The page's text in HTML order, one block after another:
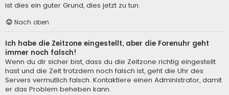
ist dies ein guter Grund, dies jetzt zu tun.
Nach oben
Ich habe die Zeitzone eingestellt, aber die Forenuhr geht
immer noch falsch!
Wenn du dir sicher bist, dass du die Zeitzone richtig eingestellt
hast und die Zeit trotzdem noch falsch ist, geht die Uhr des
Servers vermutlich falsch. Kontaktiere einen Administrator, damit
er das Problem beheben kann.